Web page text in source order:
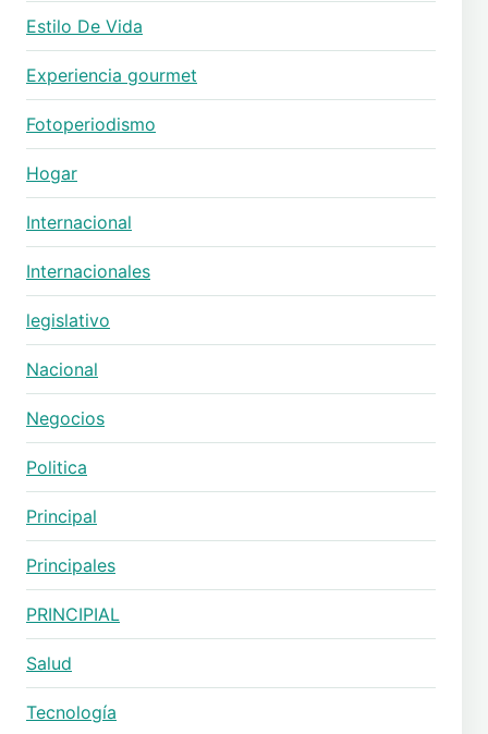
Estilo De Vida
Experiencia gourmet
Fotoperiodismo
Hogar
Internacional
Internacionales
legislativo
Nacional
Negocios
Politica
Principal
Principales
PRINCIPIAL
Salud
Tecnología